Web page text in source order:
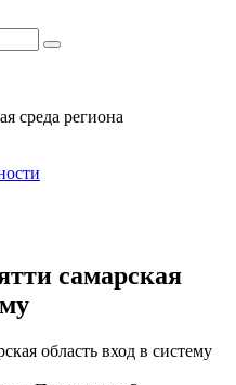
среда региона
самарская